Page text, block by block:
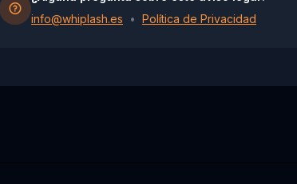
info@whiplash.es
• Política de Privacidad